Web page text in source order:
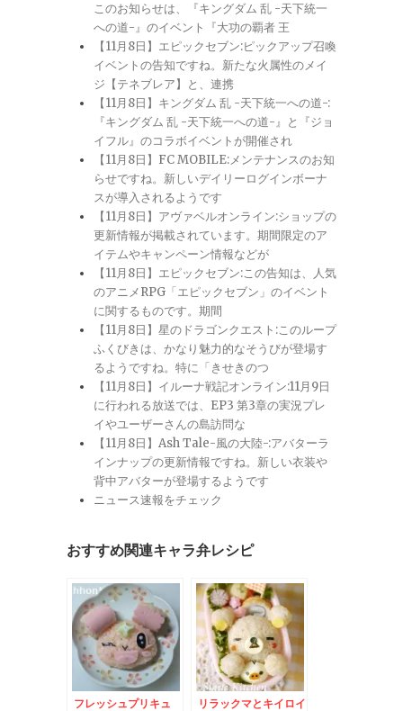
このお知らせは、『キングダム 乱 -天下統一
への道-』のイベント『大功の覇者 王
【11月8日】エピックセブン:ピックアップ召喚
イベントの告知ですね。新たな火属性のメイ
ジ【テネブレア】と、連携
【11月8日】キングダム 乱 -天下統一への道-:
『キングダム 乱 -天下統一への道-』と『ジョ
イフル』のコラボイベントが開催され
【11月8日】FC MOBILE:メンテナンスのお知
らせですね。新しいデイリーログインボーナ
スが導入されるようです
【11月8日】アヴァベルオンライン:ショップの
更新情報が掲載されています。期間限定のア
イテムやキャンペーン情報などが
【11月8日】エピックセブン:この告知は、人気
のアニメRPG「エピックセブン」のイベント
に関するものです。期間
【11月8日】星のドラゴンクエスト:このループ
ふくびきは、かなり魅力的なそうびが登場す
るようですね。特に「きせきのつ
【11月8日】イルーナ戦記オンライン:11月9日
に行われる放送では、EP3 第3章の実況プレ
イやユーザーさんの島訪問な
【11月8日】Ash Tale-風の大陸-:アバターラ
インナップの更新情報ですね。新しい衣装や
背中アバターが登場するようです
ニュース速報をチェック
おすすめ関連キャラ弁レシピ
フレッシュプリキュ
リラックマとキイロイ